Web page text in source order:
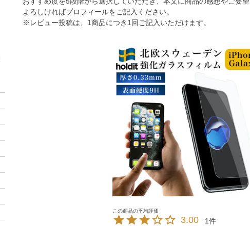
よろしければプロフィールをご記入ください。
※レビュー投稿は、1商品につき1回ご記入いただけます。
3.00 1